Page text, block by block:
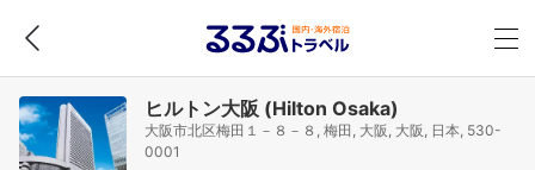
ヒルトン大阪 (Hilton Osaka)
大阪市北区梅田１－８－８, 梅田, 大阪, 大阪, 日本, 530-
0001